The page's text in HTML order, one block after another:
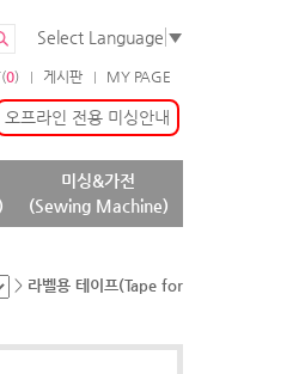
Select Language ▼
MY PAGE
게시판
0)
오프라인 전용 미싱안내
미싱&가전
(Sewing Machine)
> 라벨용 테이프(Tape for